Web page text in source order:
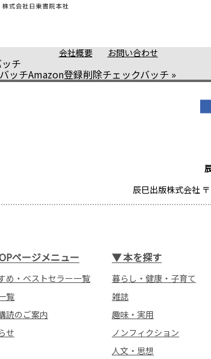
会社概要 お問い合わせ
チ
ッチAmazon登録削除チェックバッチ »
辰巳出版株式会社
ページメニュー
め・ベストセラー一覧
覧
読のご案内
せ
▼本を探す
暮らし・健康・子育て
雑誌
趣味・実用
ノンフィクション
人文・思想